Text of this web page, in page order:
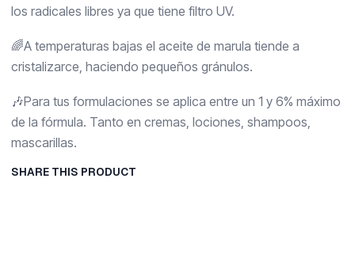
los radicales libres ya que tiene filtro UV.
🌈A temperaturas bajas el aceite de marula tiende a
cristalizarce, haciendo pequeños gránulos.
🎶Para tus formulaciones se aplica entre un 1 y 6% máximo
de la fórmula. Tanto en cremas, lociones, shampoos,
mascarillas.
SHARE THIS PRODUCT